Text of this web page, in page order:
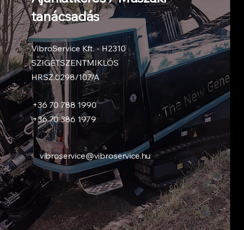
tanácsadás
VibroService Kft. - H2310
SZIGETSZENTMIKLÓS
HRSZ.0298/107/A
+36 70 788 1990
+36 70 386 1979
vibroservice@vibroservice.hu